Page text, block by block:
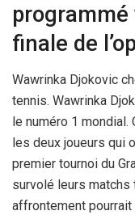
finale de
Wawrinka Djokovic
tennis. Wawrinka
le numéro 1
les deux joueurs qui
premier tournoi du
survolé leurs matchs
affrontement pourrait